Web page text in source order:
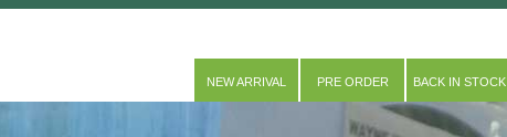
NEW ARRIVAL PRE ORDER BACK IN STOCK